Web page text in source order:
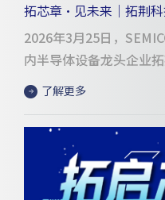
拓芯章·见未来｜拓荆科
发布会圆满落幕 持续产
2026年3月25日，
内半导体设备龙头企业
了解更多